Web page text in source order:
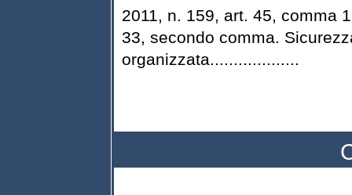
2011, n. 159, art. 45, comma
33, secondo comma.
organizzata...................